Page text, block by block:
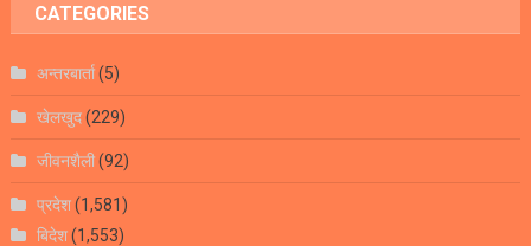
CATEGORIES
अन्तरबार्ता(5)
खेलखुद(229)
जीवनशैली(92)
प्रदेश(1,581)
बिदेश(1,553)